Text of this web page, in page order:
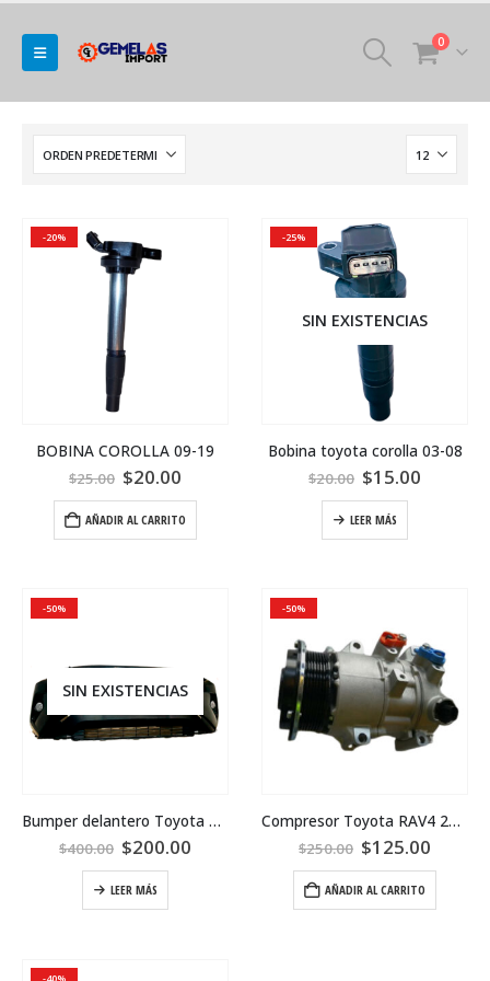
0
-20%
BOBINA COROLLA 09-19
$25.00 $20.00
AÑADIR AL CARRITO
-25%
SIN EXISTENCIAS
Bobina toyota corolla 03-08
$20.00 $15.00
LEER MÁS
-50%
SIN EXISTENCIAS
Bumper delantero Toyota RAV4 2020
$400.00 $200.00
LEER MÁS
-50%
Compresor Toyota RAV4 2016
$250.00 $125.00
AÑADIR AL CARRITO